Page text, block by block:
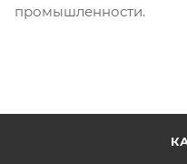
промышленности.